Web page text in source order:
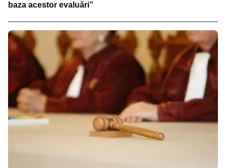
baza acestor evaluări”